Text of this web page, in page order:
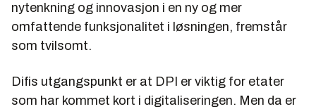
nytenkning og innovasjon i en ny og mer
omfattende funksjonalitet i løsningen, fremstår
som tvilsomt.
Difis utgangspunkt er at DPI er viktig for etater
som har kommet kort i digitaliseringen. Men da er